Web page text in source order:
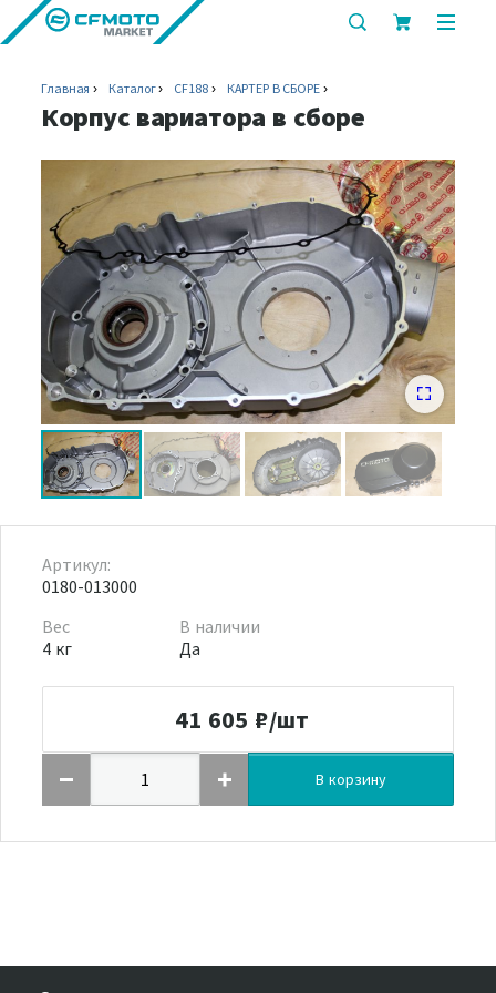
показать
поиска
Главная Каталог CF188 КАРТЕР В СБОРЕ
Корпус вариатора в сборе
Артикул:
0180-013000
Вес
4 кг
В наличии
Да
41 605 ₽/шт
В корзину